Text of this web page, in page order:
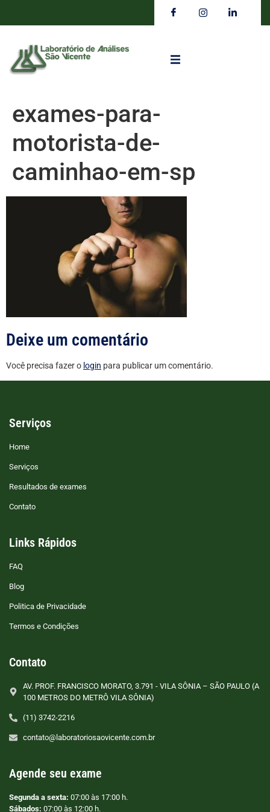
exames-para-
motorista-de-
caminhao-em-sp
Deixe um comentário
Você precisa fazer o login para publicar um comentário.
Serviços
Home
Serviços
Resultados de exames
Contato
Links Rápidos
FAQ
Blog
Politica de Privacidade
Termos e Condições
Contato
AV. PROF. FRANCISCO MORATO, 3.791 - VILA SÔNIA – SÃO PAULO (A
100 METROS DO METRÔ VILA SÔNIA)
(11) 3742-2216
contato@laboratoriosaovicente.com.br
Agende seu exame
Segunda a sexta: 07:00 às 17:00 h.
Sábados: 07:00 às 12:00 h.